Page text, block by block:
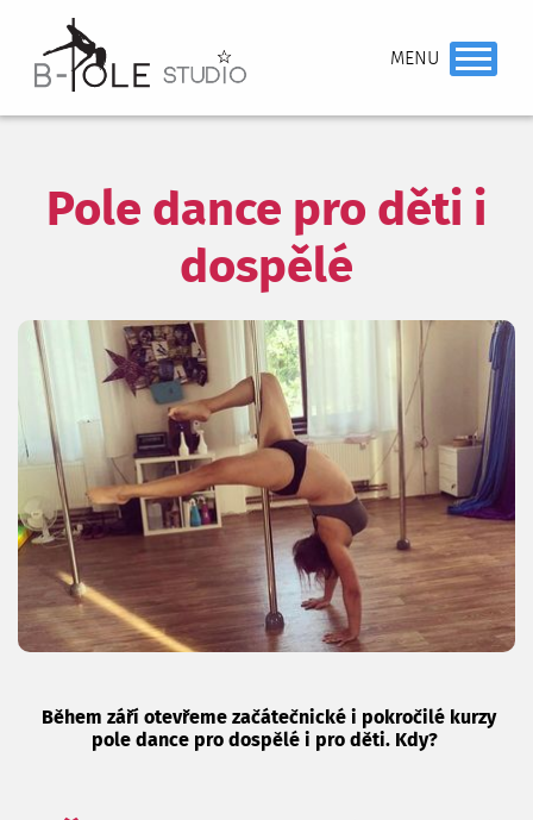
Pole dance pro děti i
dospělé
Během září otevřeme začátečnické i pokročilé kurzy
pole dance pro dospělé i pro děti. Kdy?